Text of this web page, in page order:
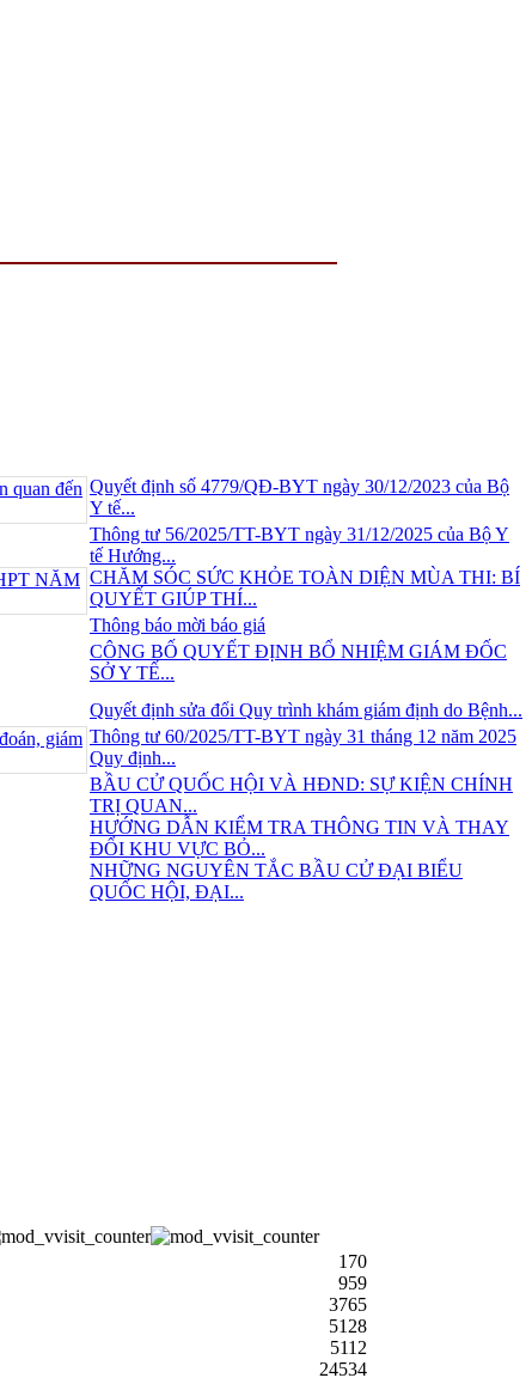
Quyết định số 4779/QĐ-BYT ngày 30/12/2023 của Bộ
Y tế...
Thông tư 56/2025/TT-BYT ngày 31/12/2025 của Bộ Y
tế Hướng...
CHĂM SÓC SỨC KHỎE TOÀN DIỆN MÙA THI: BÍ
QUYẾT GIÚP THÍ...
Thông báo mời báo giá
CÔNG BỐ QUYẾT ĐỊNH BỔ NHIỆM GIÁM ĐỐC
SỞ Y TẾ...
Quyết định sửa đổi Quy trình khám giám định do Bệnh...
Thông tư 60/2025/TT-BYT ngày 31 tháng 12 năm 2025
Quy định...
BẦU CỬ QUỐC HỘI VÀ HĐND: SỰ KIỆN CHÍNH
TRỊ QUAN...
HƯỚNG DẪN KIỂM TRA THÔNG TIN VÀ THAY
ĐỔI KHU VỰC BỎ...
NHỮNG NGUYÊN TẮC BẦU CỬ ĐẠI BIỂU
QUỐC HỘI, ĐẠI...
170
959
3765
5128
5112
24534